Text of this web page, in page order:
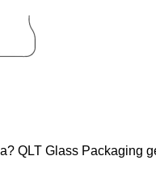
QLT Glass Packaging